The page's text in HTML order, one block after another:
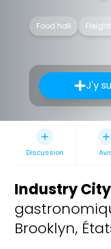
Food hall
J'y
Discussion
Industry City
Brooklyn,